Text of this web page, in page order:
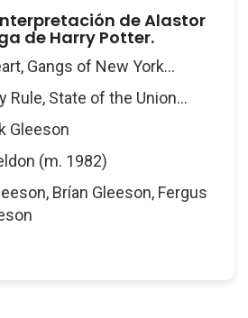
de Alastor
de Harry Potter.
Gangs of New York...
Rule, State of the Union...
Gleeson
(m. 1982)
Brían Gleeson, Fergus